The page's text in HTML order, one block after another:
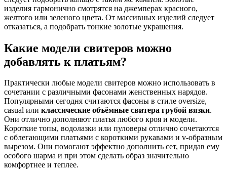
изделия гармонично смотрятся на джемперах красного,
желтого или зеленого цвета. От массивных изделий следует
отказаться, а подобрать тонкие золотые украшения.
Какие модели свитеров можно
добавлять к платьям?
Практически любые модели свитеров можно использовать в
сочетании с различными фасонами женственных нарядов.
Популярными сегодня считаются фасоны в стиле оversize,
casual или классические объёмные свитера грубой вязки.
Они отлично дополняют платья любого кроя и модели.
Короткие топы, водолазки или пуловеры отлично сочетаются
с облегающими платьями с короткими рукавами и v-образным
вырезом. Они помогают эффектно дополнить сет, придав ему
особого шарма и при этом сделать образ значительно
комфортнее и теплее.